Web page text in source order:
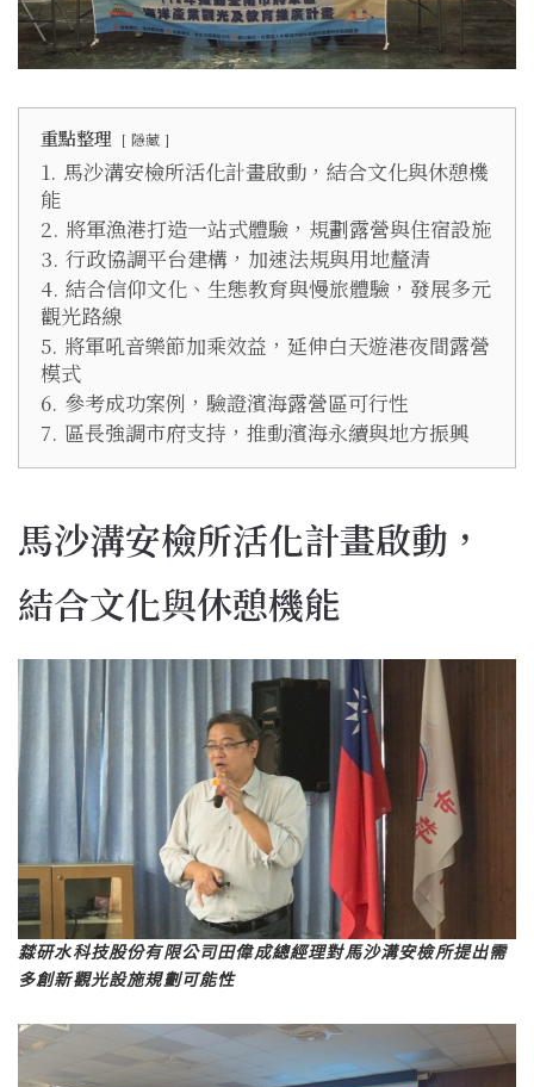
重點整理 隱藏
1. 馬沙溝安檢所活化計畫啟動，結合文化與休憩機
能
2. 將軍漁港打造一站式體驗，規劃露營與住宿設施
3. 行政協調平台建構，加速法規與用地釐清
4. 結合信仰文化、生態教育與慢旅體驗，發展多元
觀光路線
5. 將軍吼音樂節加乘效益，延伸白天遊港夜間露營
模式
6. 參考成功案例，驗證濱海露營區可行性
7. 區長強調市府支持，推動濱海永續與地方振興
馬沙溝安檢所活化計畫啟動，
結合文化與休憩機能
㵘研水科技股份有限公司田偉成總經理對馬沙溝安檢所提出需
多創新觀光設施規劃可能性